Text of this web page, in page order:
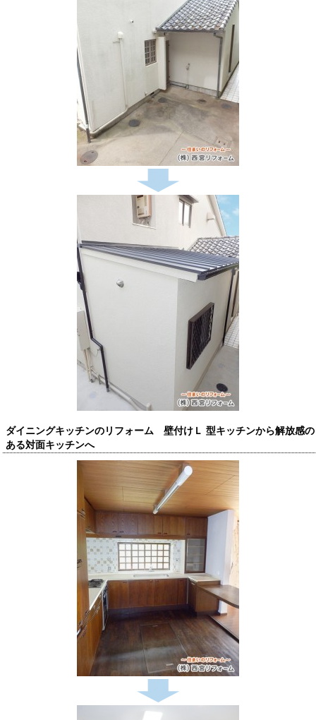
ダイニングキッチンのリフォーム 壁付けＬ 型キッチンから解放感の
ある対面キッチンへ